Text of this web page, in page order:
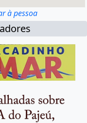
à pessoa